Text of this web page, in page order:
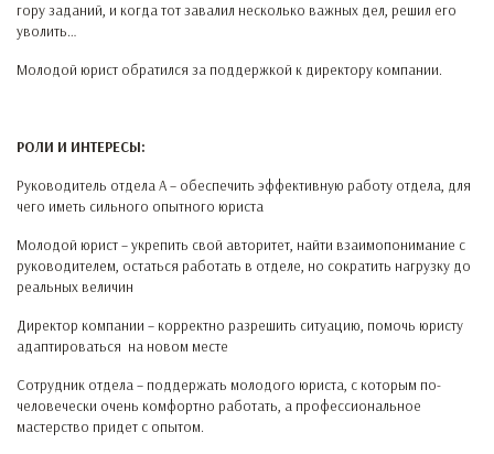
гору заданий, и когда тот завалил несколько важных дел, решил его
уволить…
Молодой юрист обратился за поддержкой к директору компании.
РОЛИ И ИНТЕРЕСЫ:
Руководитель отдела А – обеспечить эффективную работу отдела, для
чего иметь сильного опытного юриста
Молодой юрист – укрепить свой авторитет, найти взаимопонимание с
руководителем, остаться работать в отделе, но сократить нагрузку до
реальных величин
Директор компании – корректно разрешить ситуацию, помочь юристу
адаптироваться на новом месте
Сотрудник отдела – поддержать молодого юриста, с которым по-
человечески очень комфортно работать, а профессиональное
мастерство придет с опытом.